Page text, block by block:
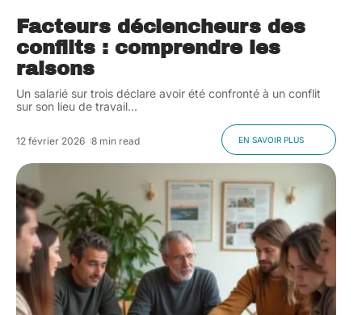
Facteurs déclencheurs des
conflits : comprendre les
raisons
Un salarié sur trois déclare avoir été confronté à un conflit
sur son lieu de travail…
12 février 2026 8 min read EN SAVOIR PLUS